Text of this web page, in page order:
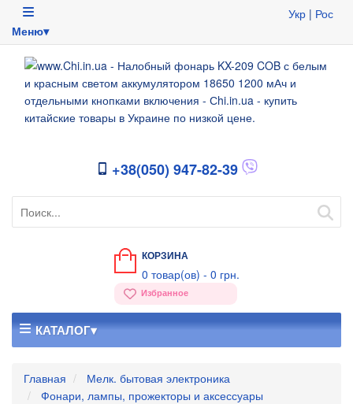
Меню▾
Укр | Рос
+38(050) 947-82-39
КОРЗИНА
0 товар(ов) - 0 грн.
Избранное
КАТАЛОГ▾
Главная
Мелк. бытовая электроника
Фонари, лампы, прожекторы и аксессуары